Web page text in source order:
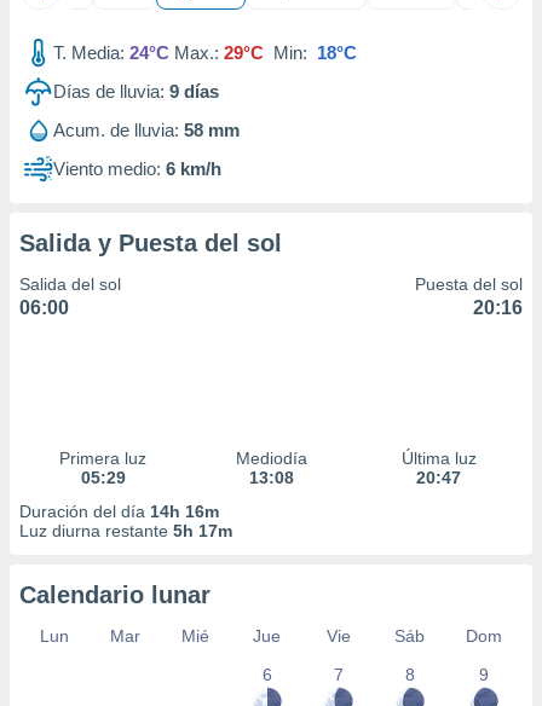
T. Media: 24°C Max.: 29°C Min: 18°C
Días de lluvia: 9 días
Acum. de lluvia: 58 mm
Viento medio: 6 km/h
Salida y Puesta del sol
Salida del sol
06:00
Puesta del sol
20:16
Primera luz
05:29
Mediodía
13:08
Última luz
20:47
Duración del día 14h 16m
Luz diurna restante 5h 17m
Calendario lunar
Lun Mar Mié Jue Vie Sáb
Dom
6
7 8 9